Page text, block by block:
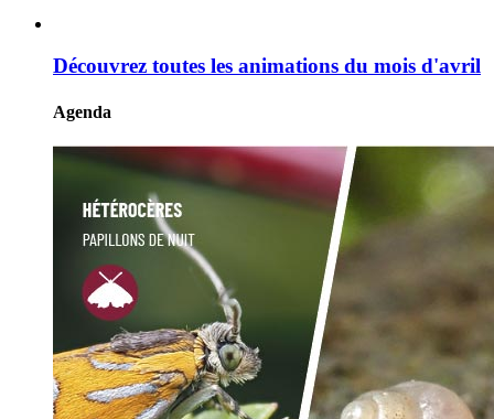
Découvrez toutes les animations du mois d'avril
Agenda